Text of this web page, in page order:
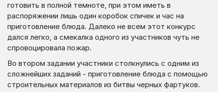
готовить в полной темноте, при этом иметь в
распоряжении лишь один коробок спичек и час на
приготовление блюда. Далеко не всем этот конкурс
дался легко, а смекалка одного из участников чуть не
спровоцировала пожар.
Во втором задании участники столкнулись с одним из
сложнейших заданий - приготовление блюда с помощью
строительных материалов из битвы черных фартуков.